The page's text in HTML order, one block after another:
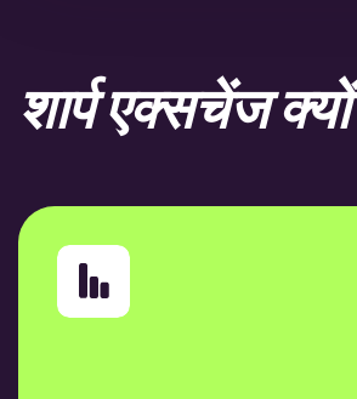
शार्प एक्सचेंज